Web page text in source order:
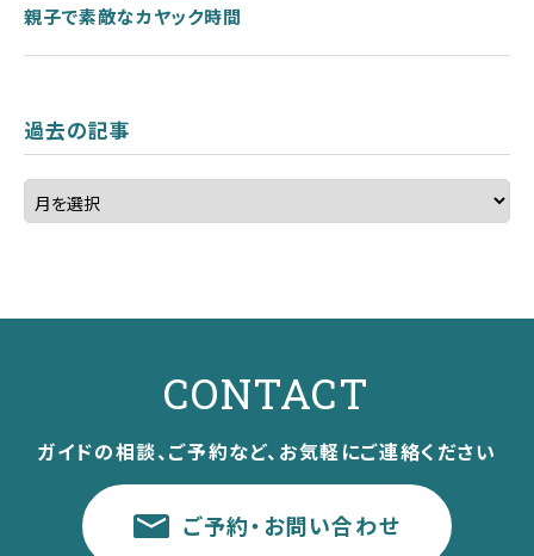
親子で素敵なカヤック時間
過去の記事
CONTACT
ガイドの相談、ご予約など、お気軽にご連絡ください
ご予約・お問い合わせ